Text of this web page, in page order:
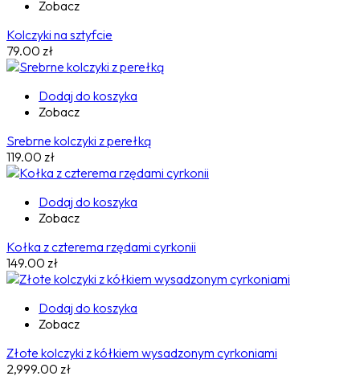
Zobacz
Kolczyki na sztyfcie
79.00 zł
Dodaj do koszyka
Zobacz
Srebrne kolczyki z perełką
119.00 zł
Dodaj do koszyka
Zobacz
Kołka z czterema rzędami cyrkonii
149.00 zł
Dodaj do koszyka
Zobacz
Złote kolczyki z kółkiem wysadzonym cyrkoniami
2,999.00 zł